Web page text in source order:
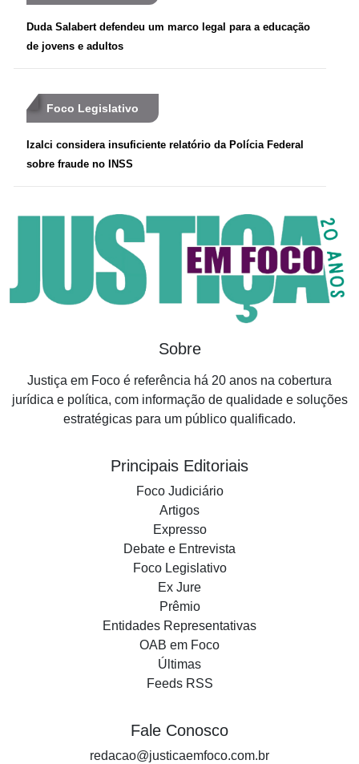
Duda Salabert defendeu um marco legal para a educação
de jovens e adultos
Foco Legislativo
Izalci considera insuficiente relatório da Polícia Federal
sobre fraude no INSS
Sobre
Justiça em Foco é referência há 20 anos na cobertura
jurídica e política, com informação de qualidade e soluções
estratégicas para um público qualificado.
Principais Editoriais
Foco Judiciário
Artigos
Expresso
Debate e Entrevista
Foco Legislativo
Ex Jure
Prêmio
Entidades Representativas
OAB em Foco
Últimas
Feeds RSS
Fale Conosco
redacao@justicaemfoco.com.br